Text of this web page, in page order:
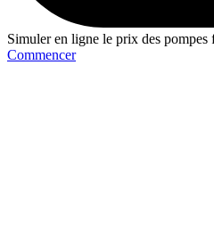
Simuler en ligne le prix des pompes
Commencer